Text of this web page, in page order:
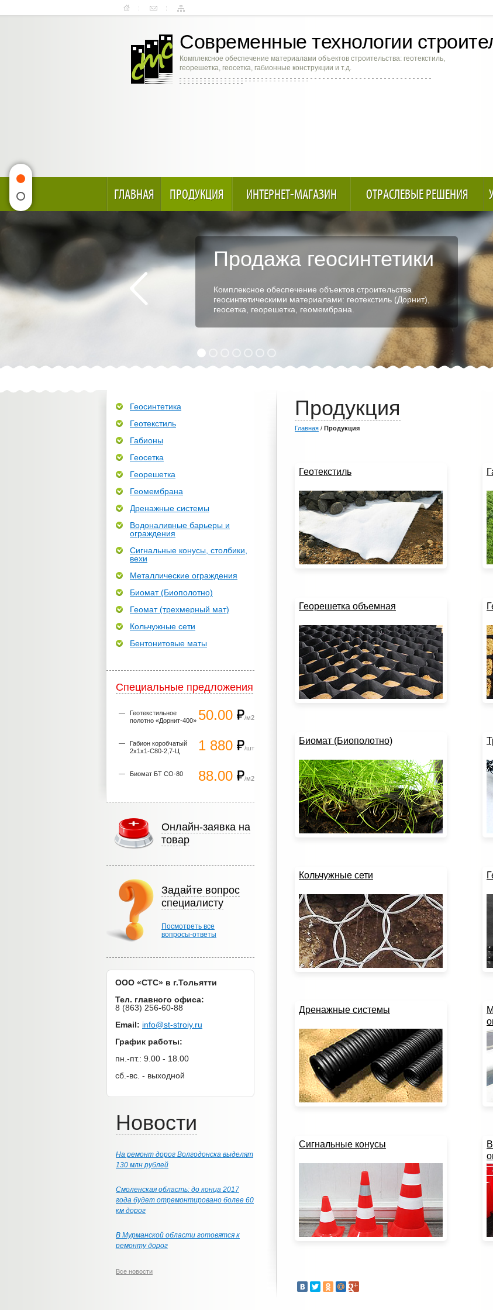
Современные технологии
Комплексное обеспечение материалами объектов строительства: геотекстиль,
георешетка, геосетка, габионные конструкции и т.д.
ГЛАВНАЯ ПРОДУКЦИЯ ИНТЕРНЕТ-МАГАЗИН ОТРАСЛЕВЫЕ РЕШЕНИЯ
Продажа геосинтетики
Комплексное обеспечение объектов строительства
геосинтетическими материалами: геотекстиль (Дорнит),
геосетка, георешетка, геомембрана.
Продукция
Главная / Продукция
Геотекстиль
Георешетка объемная
Биомат (Биополотно)
Кольчужные сети
Дренажные системы
Сигнальные конусы
Геосинтетика
Геотекстиль
Габионы
Геосетка
Георешетка
Геомембрана
Дренажные системы
Водоналивные барьеры и
ограждения
Сигнальные конусы, столбики,
вехи
Металлические ограждения
Биомат (Биополотно)
Геомат (трехмерный мат)
Кольчужные сети
Бентонитовые маты
Специальные предложения
50.00 /м2
Геотекстильное
полотно «Дорнит-400»
1 880 /шт
Габион коробчатый
2х1х1-С80-2,7-Ц
88.00 /м2
Биомат БТ СО-80
Онлайн-заявка на
товар
Задайте вопрос
специалисту
Посмотреть все
вопросы-ответы
ООО «СТС» в г.Тольятти
Тел. главного офиса:
8 (863) 256-60-88
Email: info@st-stroiy.ru
График работы:
пн.-пт.: 9.00 - 18.00
сб.-вс. - выходной
Новости
На ремонт дорог Волгодонска выделят
130 млн рублей
Смоленская область: до конца 2017
года будет отремонтировано более 60
км дорог
В Мурманской области готовятся к
ремонту дорог
Все новости